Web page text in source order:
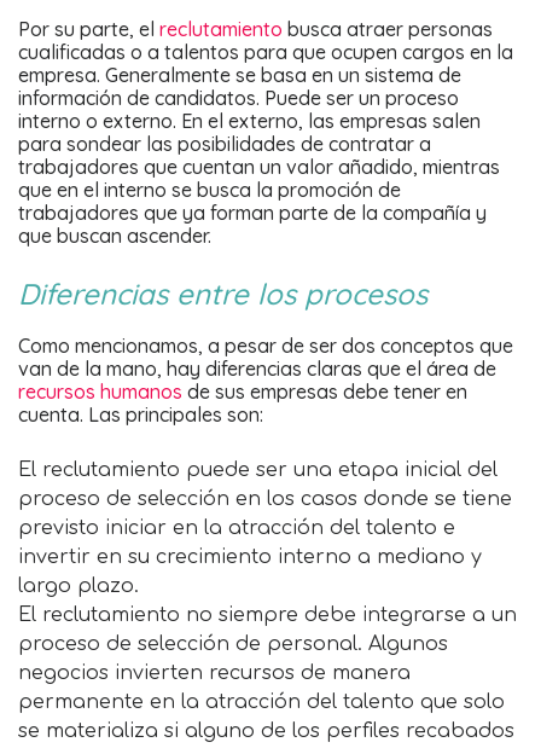
Por su parte, el reclutamiento busca atraer personas
cualificadas o a talentos para que ocupen cargos en la
empresa. Generalmente se basa en un sistema de
información de candidatos. Puede ser un proceso
interno o externo. En el externo, las empresas salen
para sondear las posibilidades de contratar a
trabajadores que cuentan un valor añadido, mientras
que en el interno se busca la promoción de
trabajadores que ya forman parte de la compañía y
que buscan ascender.
Diferencias entre los procesos
Como mencionamos, a pesar de ser dos conceptos que
van de la mano, hay diferencias claras que el área de
recursos humanos de sus empresas debe tener en
cuenta. Las principales son:
El reclutamiento puede ser una etapa inicial del
proceso de selección en los casos donde se tiene
previsto iniciar en la atracción del talento e
invertir en su crecimiento interno a mediano y
largo plazo.
El reclutamiento no siempre debe integrarse a un
proceso de selección de personal. Algunos
negocios invierten recursos de manera
permanente en la atracción del talento que solo
se materializa si alguno de los perfiles recabados